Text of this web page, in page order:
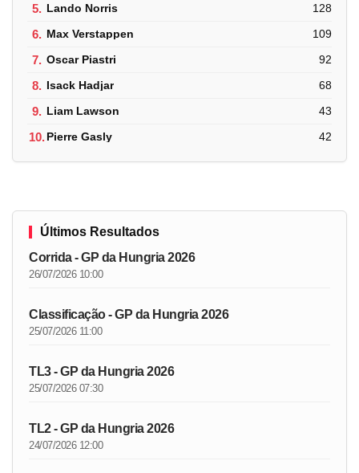
5. Lando Norris 128
6. Max Verstappen 109
7. Oscar Piastri 92
8. Isack Hadjar 68
9. Liam Lawson 43
10.Pierre Gasly 42
Últimos Resultados
Corrida - GP da Hungria 2026
26/07/2026 10:00
Classificação - GP da Hungria 2026
25/07/2026 11:00
TL3 - GP da Hungria 2026
25/07/2026 07:30
TL2 - GP da Hungria 2026
24/07/2026 12:00